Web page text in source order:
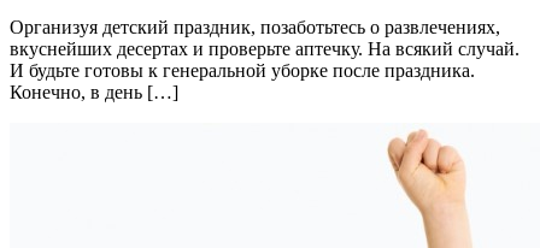
Организуя детский праздник, позаботьтесь о развлечениях,
вкуснейших десертах и проверьте аптечку. На всякий случай.
И будьте готовы к генеральной уборке после праздника.
Конечно, в день […]